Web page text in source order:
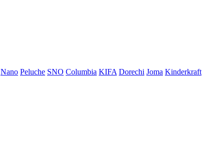
Nano Peluche SNO Columbia KIFA Dorechi Joma Kinderkraft